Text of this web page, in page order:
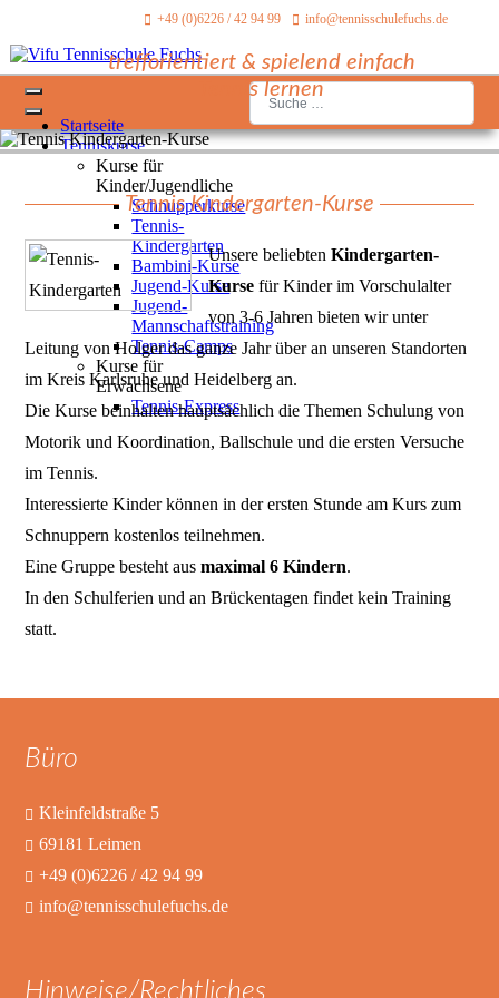
+49 (0)6226 / 42 94 99 info@tennisschulefuchs.de
trefforientiert & spielend einfach
Tennis lernen
Startseite
Tenniskurse
Kurse für
Kinder/Jugendliche
Schnupperkurse
Tennis-
Kindergarten
Bambini-Kurse
Jugend-Kurse
Jugend-
Mannschaftstraining
Tennis-Camps
Kurse für
Erwachsene
Tennis-Express
Suchen
Tennis Kindergarten-Kurse
Unsere beliebtenKindergarten-
Kurse für Kinder im Vorschulalter
von 3-6 Jahren bieten wir unter
Leitung von Holger das ganze Jahr über an unseren Standorten
im Kreis Karlsruhe und Heidelberg an.
Die Kurse beinhalten hauptsächlich die Themen Schulung von
Motorik und Koordination, Ballschule und die ersten Versuche
im Tennis.
Interessierte Kinder können in der ersten Stunde am Kurs zum
Schnuppern kostenlos teilnehmen.
Eine Gruppe besteht ausmaximal 6 Kindern.
In den Schulferien und an Brückentagen findet kein Training
statt.
Büro
Kleinfeldstraße 5
69181 Leimen
+49 (0)6226 / 42 94 99
info@tennisschulefuchs.de
Hinweise/Rechtliches